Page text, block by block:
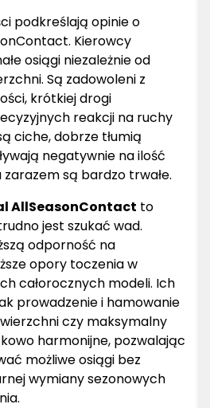
podkreślają opinie o
Kierowcy
osiągi niezależnie od
Są zadowoleni z
krótkiej drogi
reakcji na ruchy
ciche, dobrze tłumią
negatywnie na ilość
są bardzo trwałe.
AllSeasonContact to
jest szukać wad.
odporność na
opory toczenia w
całorocznych modeli. Ich
prowadzenie i hamowanie
czy maksymalny
harmonijne, pozwalając
możliwe osiągi bez
wymiany sezonowych